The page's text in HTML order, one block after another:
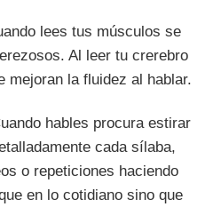
lees tus músculos se
Al leer tu crerebro
mejoran la fluidez al hablar.
hables procura estirar
cada sílaba,
o repeticiones haciendo
en lo cotidiano sino que